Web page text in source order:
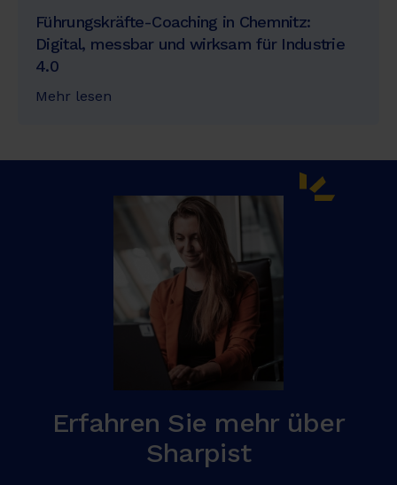
Führungskräfte-Coaching in Chemnitz:
Digital, messbar und wirksam für Industrie
4.0
Mehr lesen
Erfahren Sie mehr über
Sharpist